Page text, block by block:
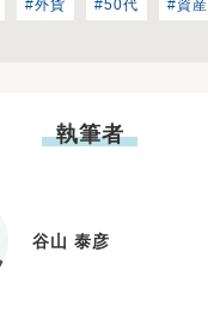
#外貨 #50代 #資
執筆者
谷山 泰彦